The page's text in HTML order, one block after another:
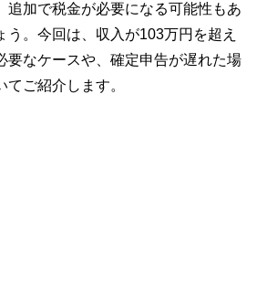
追加で税金が必要になる可能性もあ
う。今回は、収入が103万円を超え
要なケースや、確定申告が遅れた場
ご紹介します。